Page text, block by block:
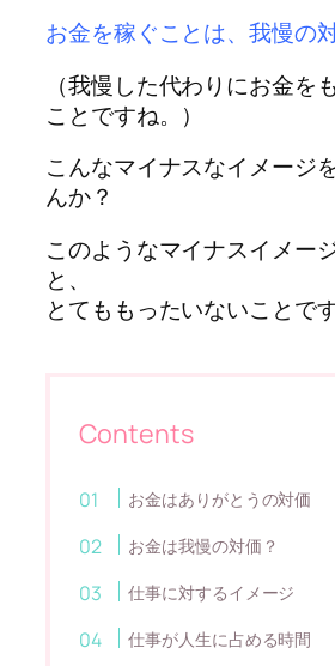
お金を稼ぐことは、我慢の対
（我慢した代わりにお金を
ことですね。）
こんなマイナスなイメージ
んか？
このようなマイナスイメー
と、
とてももったいないことです
Contents
お金はありがとうの対価
お金は我慢の対価？
仕事に対するイメージ
仕事が人生に占める時間